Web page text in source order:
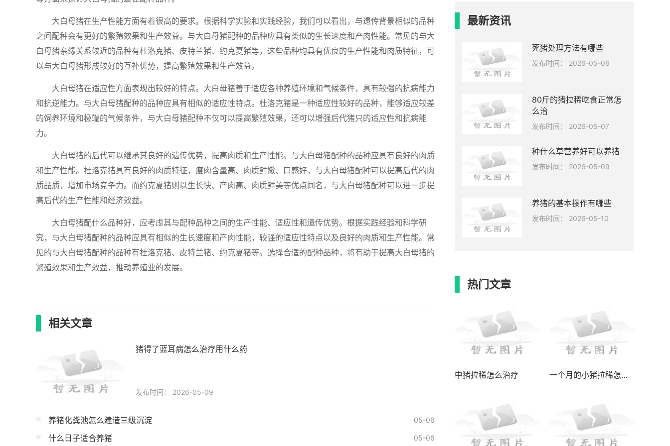
大白母猪在生产性能方面有着很高的要求。根据科学实验和实践经验，我们可以看出，与遗传背景相似的品种
之间配种会有更好的繁殖效果和生产效益。与大白母猪配种的品种应具有类似的生长速度和产肉性能。常见的与大
白母猪亲缘关系较近的品种有杜洛克猪、皮特兰猪、约克夏猪等，这些品种均具有优良的生产性能和肉质特征，可
以与大白母猪形成较好的互补优势，提高繁殖效果和生产效益。
大白母猪在适应性方面表现出较好的特点。大白母猪善于适应各种养殖环境和气候条件，具有较强的抗病能力
和抗逆能力。与大白母猪配种的品种应具有相似的适应性特点。杜洛克猪是一种适应性较好的品种，能够适应较差
的饲养环境和极端的气候条件，与大白母猪配种不仅可以提高繁殖效果，还可以增强后代猪只的适应性和抗病能
力。
大白母猪的后代可以继承其良好的遗传优势，提高肉质和生产性能。与大白母猪配种的品种应具有良好的肉质
和生产性能。杜洛克猪具有良好的肉质特征，瘦肉含量高、肉质鲜嫩、口感好，与大白母猪配种可以提高后代的肉
质品质，增加市场竞争力。而约克夏猪则以生长快、产肉高、肉质鲜美等优点闻名，与大白母猪配种可以进一步提
高后代的生产性能和经济效益。
大白母猪配什么品种好，应考虑其与配种品种之间的生产性能、适应性和遗传优势。根据实践经验和科学研
究，与大白母猪配种的品种应具有相似的生长速度和产肉性能，较强的适应性特点以及良好的肉质和生产性能。常
见的与大白母猪配种的品种有杜洛克猪、皮特兰猪、约克夏猪等。选择合适的配种品种，将有助于提高大白母猪的
繁殖效果和生产效益，推动养殖业的发展。
相关文章
猪得了蓝耳病怎么治疗用什么药
发布时间： 2026-05-09
养猪化粪池怎么建造三级沉淀 05-06
什么日子适合养猪 05-06
最新资讯
死猪处理方法有哪些
发布时间： 2026-05-06
80斤的猪拉稀吃食正常怎
么治
发布时间： 2026-05-07
种什么草营养好可以养猪
发布时间： 2026-05-09
养猪的基本操作有哪些
发布时间： 2026-05-10
热门文章
中猪拉稀怎么治疗 一个月的小猪拉稀怎么治